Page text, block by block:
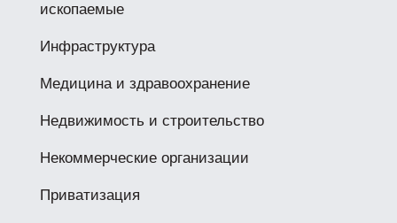
ископаемые
Инфраструктура
Медицина и здравоохранение
Недвижимость и строительство
Некоммерческие организации
Приватизация